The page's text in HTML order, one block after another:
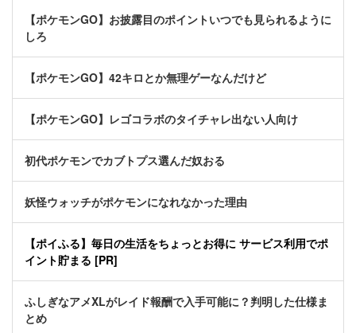
【ポケモンGO】お披露目のポイントいつでも見られるように
しろ
【ポケモンGO】42キロとか無理ゲーなんだけど
【ポケモンGO】レゴコラボのタイチャレ出ない人向け
初代ポケモンでカブトプス選んだ奴おる
妖怪ウォッチがポケモンになれなかった理由
【ポイふる】毎日の生活をちょっとお得に サービス利用でポ
イント貯まる [PR]
ふしぎなアメXLがレイド報酬で入手可能に？判明した仕様ま
とめ